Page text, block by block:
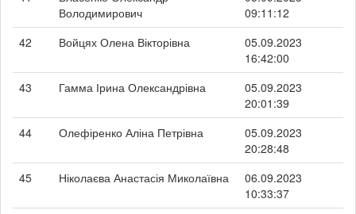
Володимирович
09:11:12
42
Войцях Олена Вікторівна
05.09.2023
16:42:00
43
Гамма Ірина Олександрівна
05.09.2023
20:01:39
44
Олефіренко Аліна Петрівна
05.09.2023
20:28:48
45
Ніколаєва Анастасія Миколаївна
06.09.2023
10:33:37